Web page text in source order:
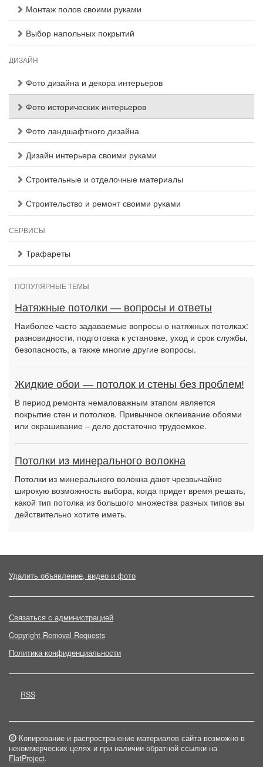
Монтаж полов своими руками
Выбор напольных покрытий
ДИЗАЙН
Фото дизайна и декора интерьеров
Фото исторических интерьеров
Фото ландшафтного дизайна
Дизайн интерьера своими руками
Строительные и отделочные материалы
Строительство и ремонт своими руками
СЕРВИСЫ
Трафареты
ПОПУЛЯРНЫЕ ТЕМЫ
Натяжные потолки — вопросы и ответы
Наиболее часто задаваемые вопросы о натяжных потолках:
разновидности, подготовка к установке, уход и срок службы,
безопасность, а также многие другие вопросы.
Жидкие обои — потолок и стены без проблем!
В период ремонта немаловажным этапом является
покрытие стен и потолков. Привычное оклеивание обоями
или окрашивание – дело достаточно трудоемкое.
Потолки из минерального волокна
Потолки из минерального волокна дают чрезвычайно
широкую возможность выбора, когда придет время решать,
какой тип потолка из большого множества разных типов вы
действительно хотите иметь.
Удалить объявление, видео и фото
Связаться с администрацией
Copyright Removal Requests
Политика конфиденциальности
RSS
Копирование и распространение материалов сайта возможно в
некоммерческих целях и при наличии обратной ссылки на
FlatProject.